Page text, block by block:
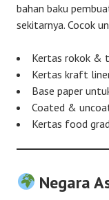
bahan baku
sekitarnya. Cocok
Kertas rokok &
Kertas kraft
Base paper
Coated &
Kertas food
Negara